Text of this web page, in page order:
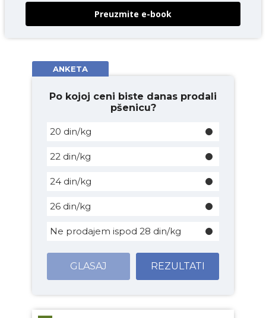
Preuzmite e-book
ANKETA
Po kojoj ceni biste danas prodali
pšenicu?
20 din/kg
22 din/kg
24 din/kg
26 din/kg
Ne prodajem ispod 28 din/kg
GLASAJ REZULTATI